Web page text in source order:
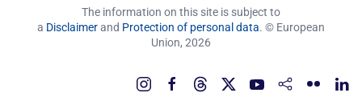
The information on this site is subject to
a Disclaimerand Protection of personal data. © European
Union, 2026